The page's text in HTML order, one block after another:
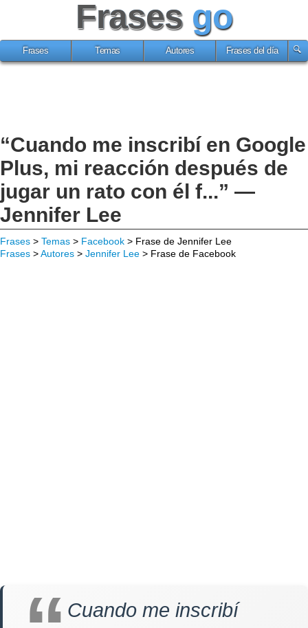
Frases go
Frases Temas Autores Frases del día
“Cuando me inscribí en Google
Plus, mi reacción después de
jugar un rato con él f...” —
Jennifer Lee
Frases > Temas > Facebook > Frase de Jennifer Lee
Frases >Autores > Jennifer Lee > Frase de Facebook
Cuando me inscribí